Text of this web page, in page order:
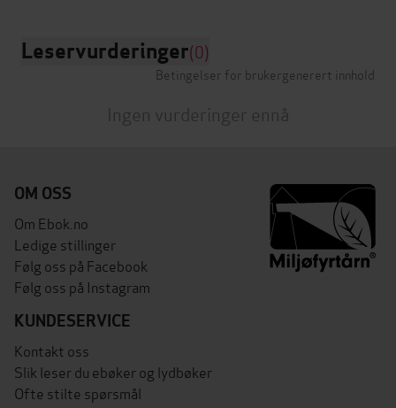
Leservurderinger(0)
Betingelser for brukergenerert innhold
Ingen vurderinger ennå
OM OSS
Om Ebok.no
Ledige stillinger
Følg oss på Facebook
Følg oss på Instagram
KUNDESERVICE
Kontakt oss
Slik leser du ebøker og lydbøker
Ofte stilte spørsmål